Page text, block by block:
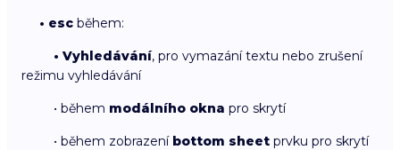
• esc během:
• Vyhledávání, pro vymazání textu nebo zrušení
režimu vyhledávání
• během modálního okna pro skrytí
• během zobrazení bottom sheet prvku pro skrytí